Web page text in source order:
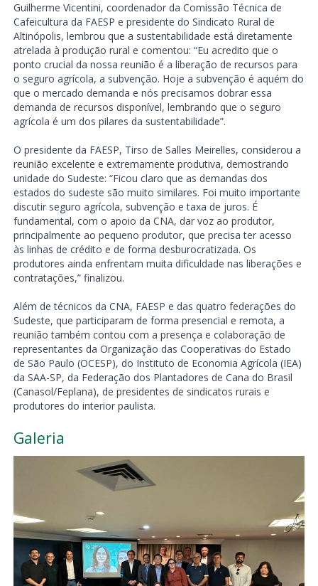
Guilherme Vicentini, coordenador da Comissão Técnica de
Cafeicultura da FAESP e presidente do Sindicato Rural de
Altinópolis, lembrou que a sustentabilidade está diretamente
atrelada à produção rural e comentou: “Eu acredito que o
ponto crucial da nossa reunião é a liberação de recursos para
o seguro agrícola, a subvenção. Hoje a subvenção é aquém do
que o mercado demanda e nós precisamos dobrar essa
demanda de recursos disponível, lembrando que o seguro
agrícola é um dos pilares da sustentabilidade”.
O presidente da FAESP, Tirso de Salles Meirelles, considerou a
reunião excelente e extremamente produtiva, demostrando
unidade do Sudeste: “Ficou claro que as demandas dos
estados do sudeste são muito similares. Foi muito importante
discutir seguro agrícola, subvenção e taxa de juros. É
fundamental, com o apoio da CNA, dar voz ao produtor,
principalmente ao pequeno produtor, que precisa ter acesso
às linhas de crédito e de forma desburocratizada. Os
produtores ainda enfrentam muita dificuldade nas liberações e
contratações,” finalizou.
Além de técnicos da CNA, FAESP e das quatro federações do
Sudeste, que participaram de forma presencial e remota, a
reunião também contou com a presença e colaboração de
representantes da Organização das Cooperativas do Estado
de São Paulo (OCESP), do Instituto de Economia Agrícola (IEA)
da SAA-SP, da Federação dos Plantadores de Cana do Brasil
(Canasol/Feplana), de presidentes de sindicatos rurais e
produtores do interior paulista.
Galeria